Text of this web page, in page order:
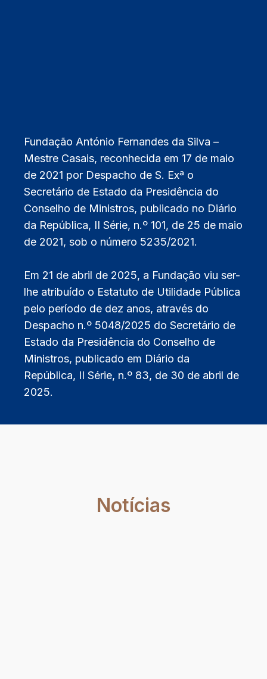
Fundação António Fernandes da Silva –
Mestre Casais, reconhecida em 17 de maio
de 2021 por Despacho de S. Exª o
Secretário de Estado da Presidência do
Conselho de Ministros, publicado no Diário
da República, II Série, n.º 101, de 25 de maio
de 2021, sob o número 5235/2021.
Em 21 de abril de 2025, a Fundação viu ser-
lhe atribuído o Estatuto de Utilidade Pública
pelo período de dez anos, através do
Despacho n.º 5048/2025 do Secretário de
Estado da Presidência do Conselho de
Ministros, publicado em Diário da
República, II Série, n.º 83, de 30 de abril de
2025.
Notícias